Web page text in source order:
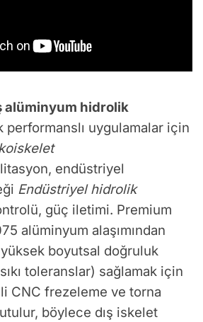
alüminyum hidrolik
performanslı uygulamalar için
endüstriyel
Endüstriyel hidrolik
güç iletimi. Premium
alüminyum alaşımından
boyutsal doğruluk
toleranslar) sağlamak için
CNC frezeleme ve torna
böylece dış iskelet